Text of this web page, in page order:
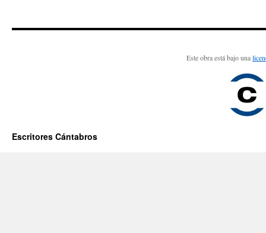
Este obra está bajo una
Escritores Cántabros